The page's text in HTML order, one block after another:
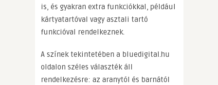
is, és gyakran extra funkciókkal, például
kártyatartóval vagy asztali tartó
funkcióval rendelkeznek.
A színek tekintetében a bluedigital.hu
oldalon széles választék áll
rendelkezésre: az aranytól és barnától